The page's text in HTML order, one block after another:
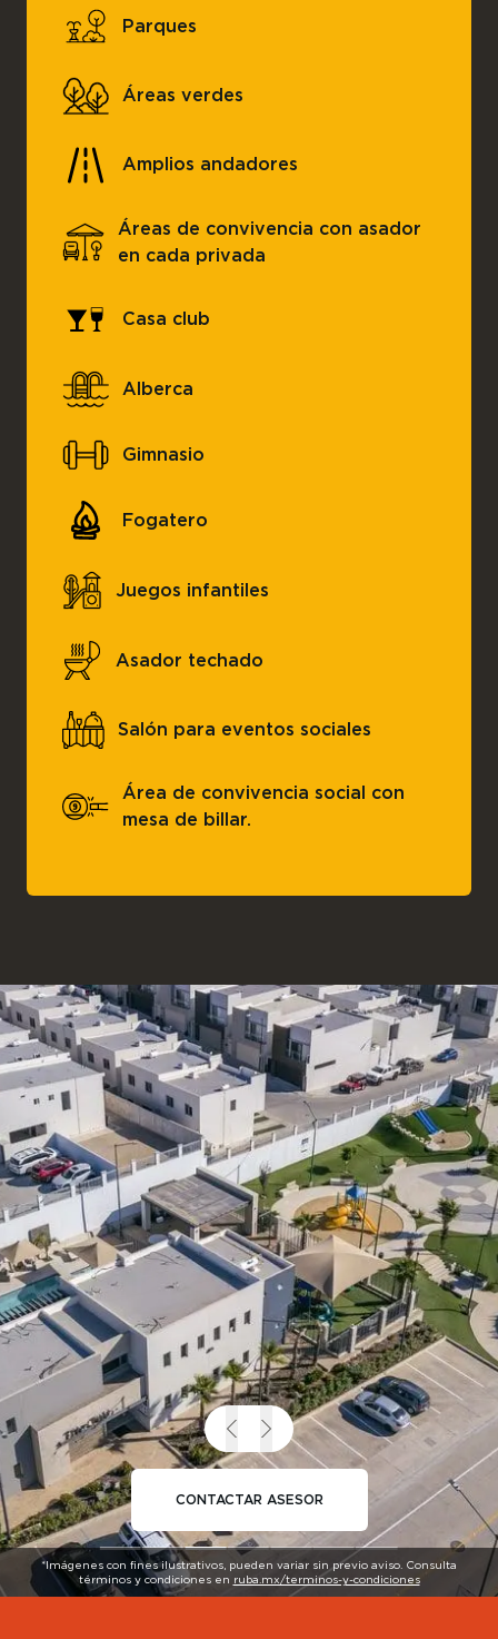
Parques
Áreas verdes
Amplios andadores
Áreas de convivencia con asador
en cada privada
Casa club
Alberca
Gimnasio
Fogatero
Juegos infantiles
Asador techado
Salón para eventos sociales
Área de convivencia social con
mesa de billar.
*Imágenes con fines ilustrativos, pueden variar sin previo aviso. Consulta
términos y condiciones en ruba.mx/terminos-y-condiciones
CONTACTAR ASESOR